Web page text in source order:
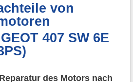
von
407 SW 6E
des Motors nach